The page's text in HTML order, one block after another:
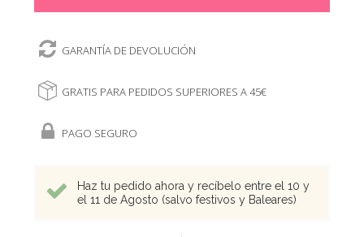
GARANTÍA DE DEVOLUCIÓN
GRATIS PARA PEDIDOS SUPERIORES A 45€
PAGO SEGURO
Haz tu pedido ahora y recíbelo entre el 10 y
el 11 de Agosto (salvo festivos y Baleares)